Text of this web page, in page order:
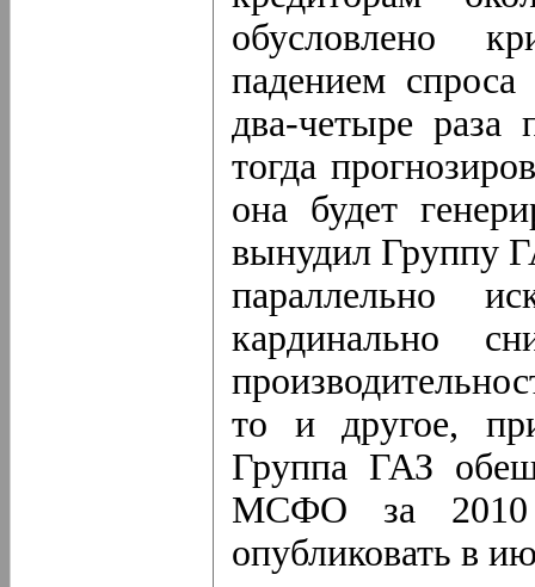
обусловлено
падением
два-четыре
тогда
она будет
вынудил Группу
параллельно
кардинально
то и другое,
Группа ГАЗ
МСФО за 2010
опубликовать в